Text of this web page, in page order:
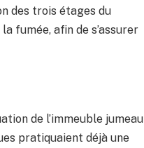
des trois étages du
fumée, afin de s’assurer
de l’immeuble jumeau
pratiquaient déjà une